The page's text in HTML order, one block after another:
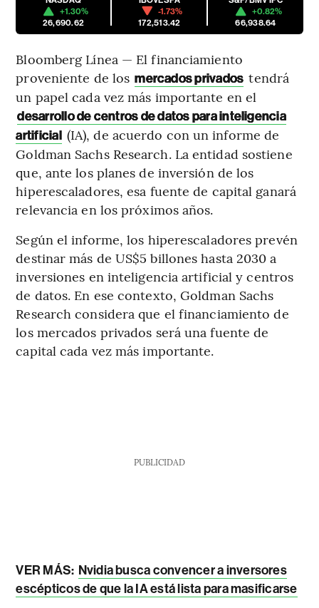
+1.30%
26,690.62
-1.73%
172,513.42
+0.82%
66,938.64
Bloomberg Línea — El financiamiento
proveniente de los mercados privados tendrá
un papel cada vez más importante en el
desarrollo de centros de datos para inteligencia
artificial (IA), de acuerdo con un informe de
Goldman Sachs Research. La entidad sostiene
que, ante los planes de inversión de los
hiperescaladores, esa fuente de capital ganará
relevancia en los próximos años.
Según el informe, los hiperescaladores prevén
destinar más de US$5 billones hasta 2030 a
inversiones en inteligencia artificial y centros
de datos. En ese contexto, Goldman Sachs
Research considera que el financiamiento de
los mercados privados será una fuente de
capital cada vez más importante.
PUBLICIDAD
VER MÁS: Nvidia busca convencer a inversores
escépticos de que la IA está lista para masificarse